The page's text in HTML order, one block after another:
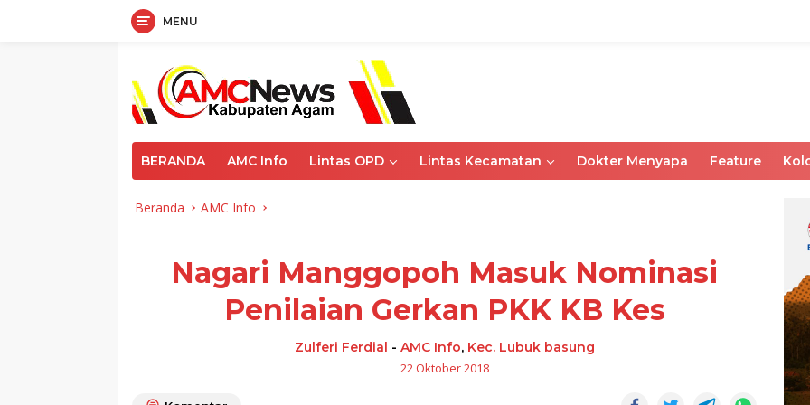
MENU
BERANDA AMC Info Lintas OPD Lintas Kecamatan Dokter Menyapa Feature
Beranda AMC Info
Nagari Manggopoh Masuk Nominasi
Penilaian Gerkan PKK KB Kes
Zulferi Ferdial - AMC Info, Kec. Lubuk basung
22 Oktober 2018